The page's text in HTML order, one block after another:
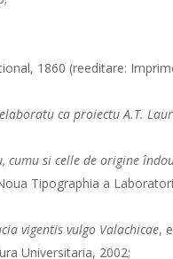
1860 (reeditare:
ca proiectu A.T.
cumu si celle de origine
Tipographia a
vigentis vulgo Valachicae,
Universitaria, 2002;